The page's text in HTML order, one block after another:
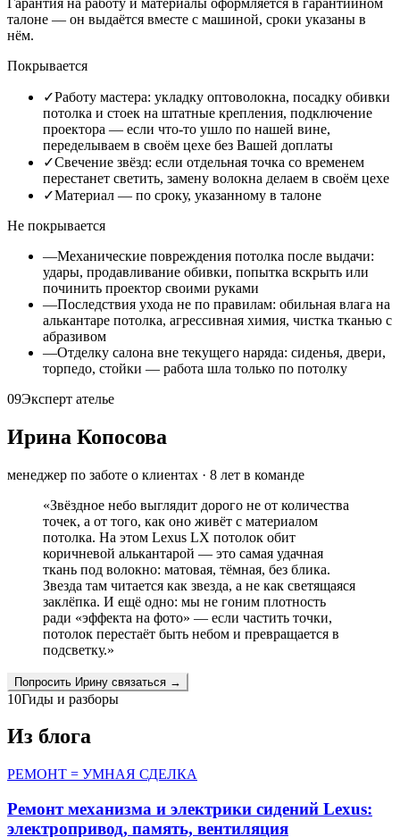
талоне — он выдаётся вместе с машиной, сроки указаны в
нём.
Покрывается
✓Работу мастера: укладку оптоволокна, посадку обивки
потолка и стоек на штатные крепления, подключение
проектора — если что-то ушло по нашей вине,
переделываем в своём цехе без Вашей доплаты
✓Свечение звёзд: если отдельная точка со временем
перестанет светить, замену волокна делаем в своём цехе
✓Материал — по сроку, указанному в талоне
Не покрывается
—Механические повреждения потолка после выдачи:
удары, продавливание обивки, попытка вскрыть или
починить проектор своими руками
—Последствия ухода не по правилам: обильная влага на
алькантаре потолка, агрессивная химия, чистка тканью с
абразивом
—Отделку салона вне текущего наряда: сиденья, двери,
торпедо, стойки — работа шла только по потолку
09Эксперт ателье
Ирина Копосова
менеджер по заботе о клиентах · 8 лет в команде
«Звёздное небо выглядит дорого не от количества
точек, а от того, как оно живёт с материалом
потолка. На этом Lexus LX потолок обит
коричневой алькантарой — это самая удачная
ткань под волокно: матовая, тёмная, без блика.
Звезда там читается как звезда, а не как светящаяся
заклёпка. И ещё одно: мы не гоним плотность
ради «эффекта на фото» — если частить точки,
потолок перестаёт быть небом и превращается в
подсветку.»
Попросить Ирину связаться →
10Гиды и разборы
Из блога
РЕМОНТ = УМНАЯ СДЕЛКА
Ремонт механизма и электрики сидений Lexus:
электропривод, память, вентиляция